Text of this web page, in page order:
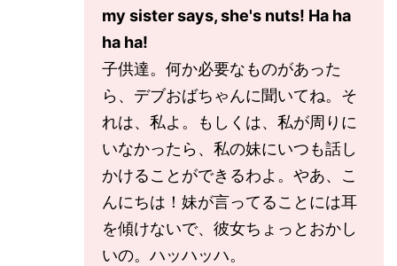
my sister says, she's nuts! Ha ha
ha ha!
子供達。何か必要なものがあった
ら、デブおばちゃんに聞いてね。そ
れは、私よ。もしくは、私が周りに
いなかったら、私の妹にいつも話し
かけることができるわよ。やあ、こ
んにちは！妹が言ってることには耳
を傾けないで、彼女ちょっとおかし
いの。ハッハッハ。